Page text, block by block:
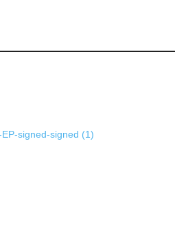
signed-signed (1)